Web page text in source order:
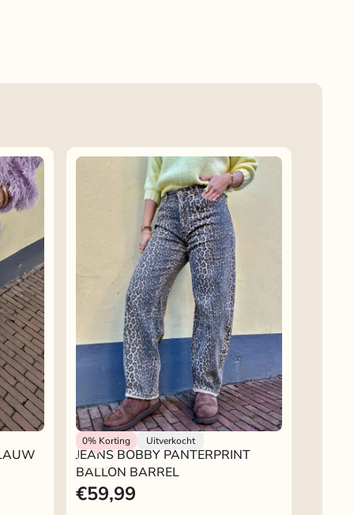
0%Korting Uitverkocht
Rokjeklokje
JEANS BOBBY PANTERPRINT
BALLON BARREL
€59,99